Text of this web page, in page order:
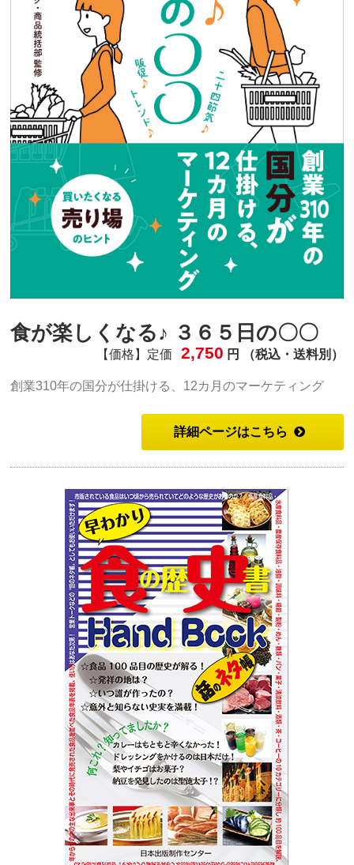
食が楽しくなる♪ ３６５日の〇〇
【価格】定価 2,750 円 （税込・送料別）
創業310年の国分が仕掛ける、12カ月のマーケティング
詳細ページはこちら